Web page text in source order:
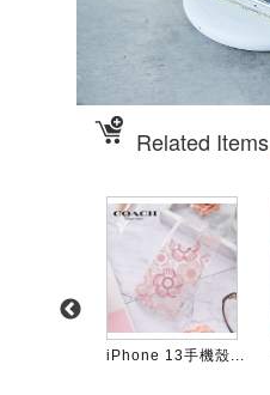
Related Items
iPhone 13手機殼...